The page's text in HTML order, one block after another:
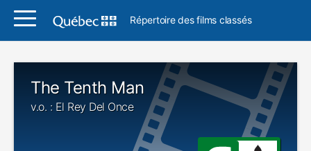
Répertoire des films classés
The Tenth Man
v.o. : El Rey Del Once